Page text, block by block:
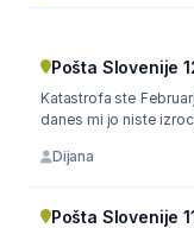
Pošta Slovenije
Katastrofa ste
danes mi jo niste
Dijana
Pošta Slovenije